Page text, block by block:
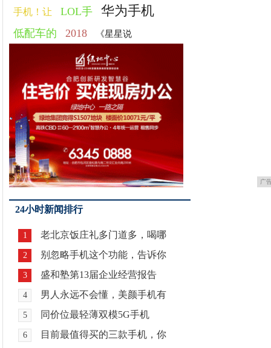
手机！让 LOL手 华为手机
低配车的 2018 《星星说
广
24小时新闻排行
1 老北京饭庄礼多门道多，喝哪
2 别忽略手机这个功能，告诉你
3 盛和塾第13届企业经营报告
4 男人永远不会懂，美颜手机有
5 同价位最轻薄双模5G手机
6 目前最值得买的三款手机，你